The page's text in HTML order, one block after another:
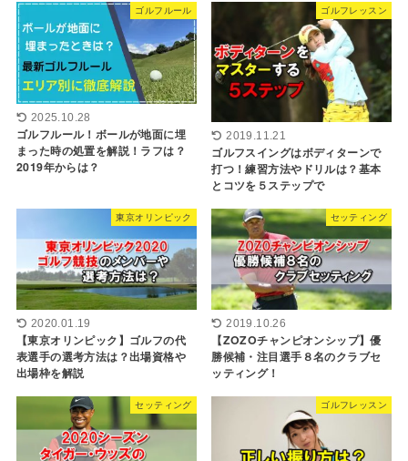
ゴルフルール
2025.10.28
ゴルフルール！ボールが地面に埋
まった時の処置を解説！ラフは？
2019年からは？
ゴルフレッスン
2019.11.21
ゴルフスイングはボディターンで
打つ！練習方法やドリルは？基本
とコツを５ステップで
東京オリンピック
2020.01.19
【東京オリンピック】ゴルフの代
表選手の選考方法は？出場資格や
出場枠を解説
セッティング
2019.10.26
【ZOZOチャンピオンシップ】優
勝候補・注目選手８名のクラブセ
ッティング！
セッティング ゴルフレッスン